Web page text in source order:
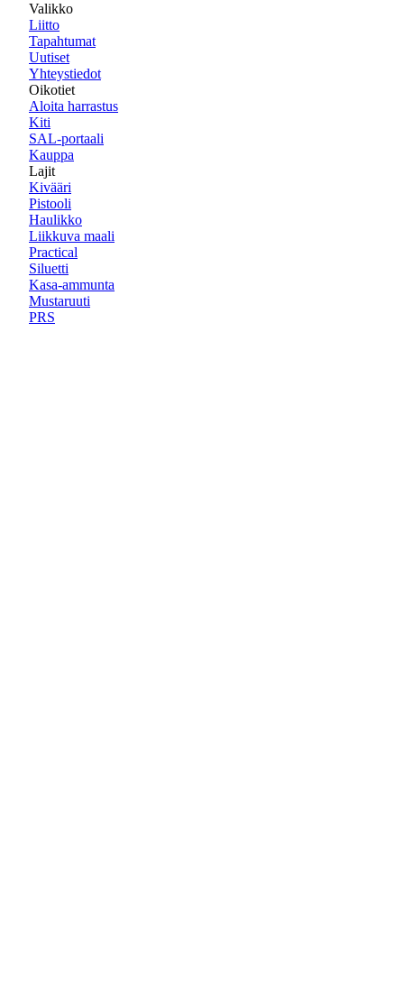
Valikko
Liitto
Tapahtumat
Uutiset
Yhteystiedot
Oikotiet
Aloita harrastus
Kiti
SAL-portaali
Kauppa
Lajit
Kivääri
Pistooli
Haulikko
Liikkuva maali
Practical
Siluetti
Kasa-ammunta
Mustaruuti
PRS